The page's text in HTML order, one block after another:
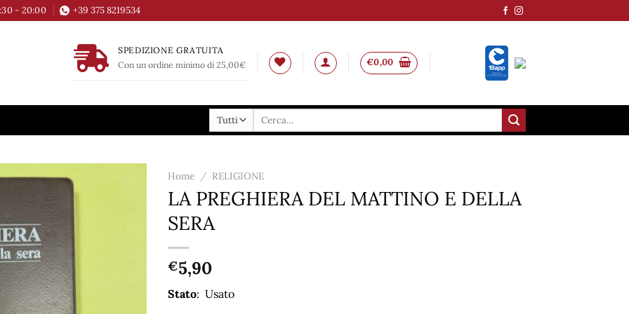
- 20:00 +39 375 8219534
SPEDIZIONE GRATUITA
Con un ordine minimo di 25,00€
€0,00
Cerca:
Home / RELIGIONE
LA PREGHIERA DEL MATTINO E DELLA
SERA
€5,90
Stato: Usato